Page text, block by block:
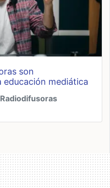
educación mediática
Radiodifusoras